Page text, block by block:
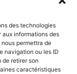
des technologies
informations des
permettra de
navigation ou les ID
de retirer son
caractéristiques